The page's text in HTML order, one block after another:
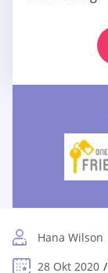
Hana Wilson
28 Okt 2020